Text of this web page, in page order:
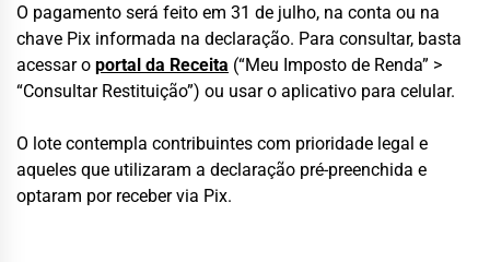
O pagamento será feito em 31 de julho, na conta ou na
chave Pix informada na declaração. Para consultar, basta
acessar o portal da Receita (“Meu Imposto de Renda” >
“Consultar Restituição”) ou usar o aplicativo para celular.
O lote contempla contribuintes com prioridade legal e
aqueles que utilizaram a declaração pré-preenchida e
optaram por receber via Pix.